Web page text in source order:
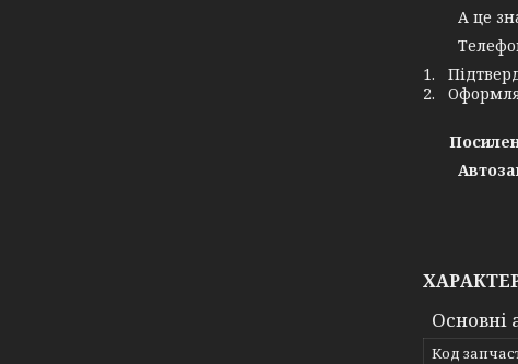
А це
1.
2.
Основні
Код